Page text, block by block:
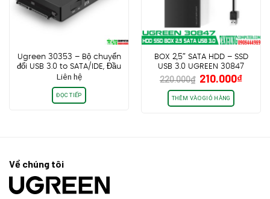
Ugreen 30353 – Bộ chuyển
đổi USB 3.0 to SATA/IDE, Đầu
đọc ổ cứng cao cấp chính
hãng
Liên hệ
ĐỌC TIẾP
BOX 2,5″ SATA HDD – SSD
USB 3.0 UGREEN 30847
220.000₫ Giá
gốc
là:
220.000₫.
210.000₫Giá
THÊM VÀO GIỎ HÀNG
Về chúng tôi